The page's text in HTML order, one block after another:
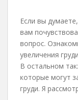
Если вы
вам
вопрос.
увеличения
В остальном
которые могут
груди. Я